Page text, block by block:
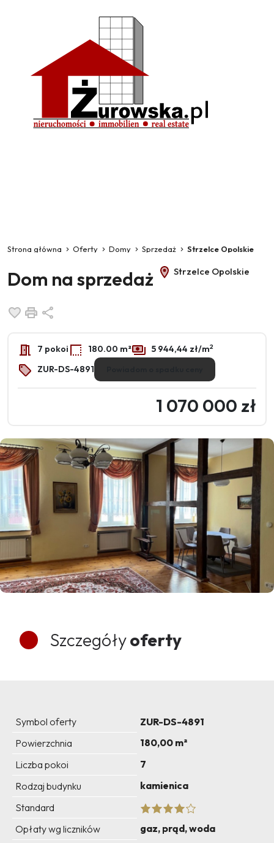
Strona główna Oferty Domy Sprzedaż Strzelce Opolskie
Dom na sprzedaż Strzelce Opolskie
Dodaj do ulubionych
Drukuj
7 pokoi 180.00 m² 5 944,44 zł/m2
ZUR-DS-4891
1 070 000 zł
Szczegółyoferty
Symbol oferty
ZUR-DS-4891
Powierzchnia
180,00 m²
Liczba pokoi
7
Rodzaj budynku
kamienica
Standard
Opłaty wg liczników
gaz, prąd, woda